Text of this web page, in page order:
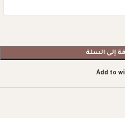
إلى السلة
Add to